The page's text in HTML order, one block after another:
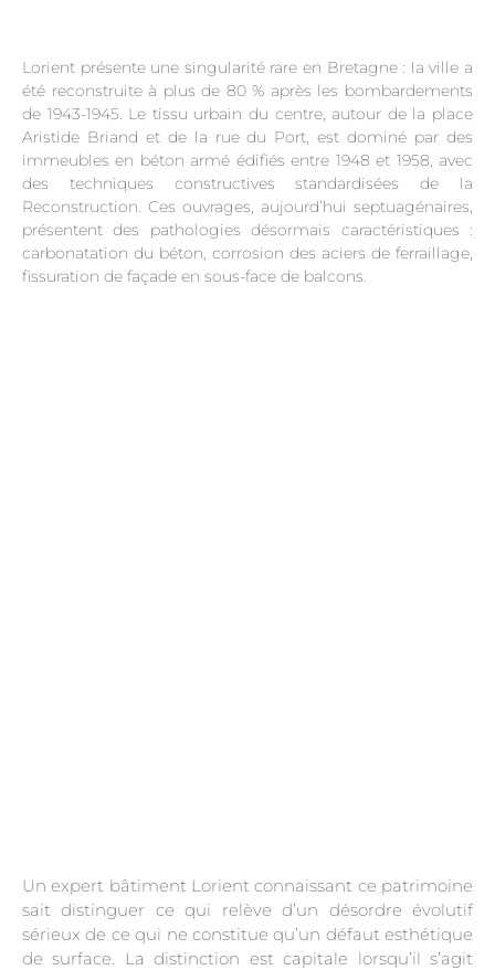
Lorient présente une singularité rare en Bretagne : la ville a
été reconstruite à plus de 80 % après les bombardements
de 1943-1945. Le tissu urbain du centre, autour de la place
Aristide Briand et de la rue du Port, est dominé par des
immeubles en béton armé édifiés entre 1948 et 1958, avec
des techniques constructives standardisées de la
Reconstruction. Ces ouvrages, aujourd’hui septuagénaires,
présentent des pathologies désormais caractéristiques :
carbonatation du béton, corrosion des aciers de ferraillage,
fissuration de façade en sous-face de balcons.
Un expert bâtiment Lorient connaissant ce patrimoine
sait distinguer ce qui relève d’un désordre évolutif
sérieux de ce qui ne constitue qu’un défaut esthétique
de surface. La distinction est capitale lorsqu’il s’agit